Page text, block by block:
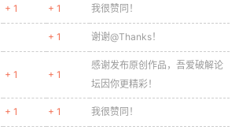
+ 1 + 1 我很赞同！
+ 1 谢谢@Thanks！
+ 1 + 1
感谢发布原创作品，吾爱破解论
坛因你更精彩！
+ 1 + 1 我很赞同！